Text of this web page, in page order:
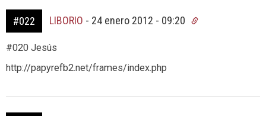
#022 LIBORIO - 24 enero 2012 - 09:20
#020 Jesús
http://papyrefb2.net/frames/index.php